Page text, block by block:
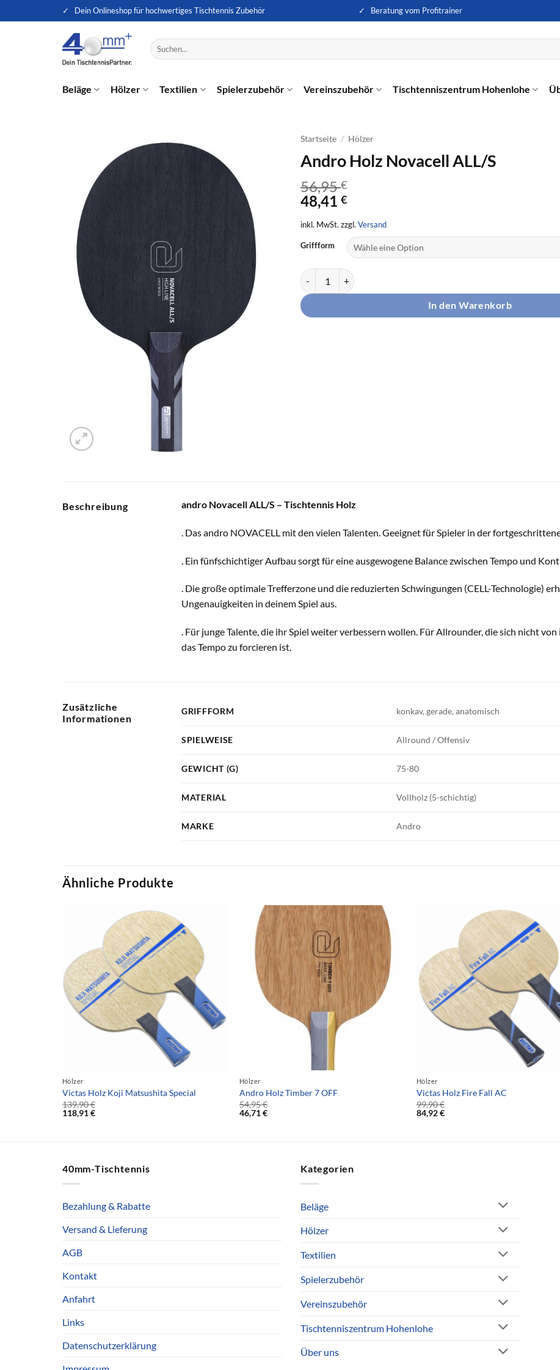
Inhalt
✓ Dein Onlineshop für hochwertiges Tischtennis Zubehör ✓ Beratung vom Profitrainer
Suche
nach:
Beläge Hölzer Textilien Spielerzubehör Vereinszubehör Tischtenniszentrum Hohenlohe
Startseite / Hölzer
Andro Holz Novacell ALL/S
56,95€
48,41 €
inkl. MwSt. zzgl. Versand
Griffform
Andro Holz Novacell ALL/S Menge
In den Warenkorb
Beschreibung andro Novacell ALL/S – Tischtennis Holz
. Das andro NOVACELL mit den vielen Talenten. Geeignet für Spieler in der
. Ein fünfschichtiger Aufbau sorgt für eine ausgewogene Balance zwischen Tempo und
. Die große optimale Trefferzone und die reduzierten Schwingungen (CELL-Technologie)
Ungenauigkeiten in deinem Spiel aus.
. Für junge Talente, die ihr Spiel weiter verbessern wollen. Für Allrounder, die sich nicht
das Tempo zu forcieren ist.
Zusätzliche
Informationen
GRIFFFORM konkav, gerade, anatomisch
SPIELWEISE Allround / Offensiv
GEWICHT (G) 75-80
MATERIAL Vollholz (5-schichtig)
MARKE Andro
Ähnliche Produkte
Hölzer
Victas Holz Koji Matsushita Special
139,90€
118,91€
Hölzer
Andro Holz Timber 7 OFF
54,95€
46,71€
Hölzer
Victas Holz Fire Fall AC
99,90€
84,92€
40mm-Tischtennis
Bezahlung & Rabatte
Versand & Lieferung
AGB
Kontakt
Anfahrt
Links
Datenschutzerklärung
Kategorien
Beläge
Hölzer
Textilien
Spielerzubehör
Vereinszubehör
Tischtenniszentrum Hohenlohe
Über uns